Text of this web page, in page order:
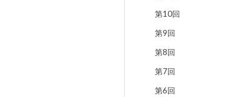
第10回
第9回
第8回
第7回
第6回